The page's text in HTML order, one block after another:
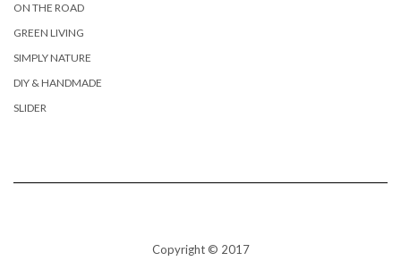
ON THE ROAD
GREEN LIVING
SIMPLY NATURE
DIY & HANDMADE
SLIDER
Copyright © 2017